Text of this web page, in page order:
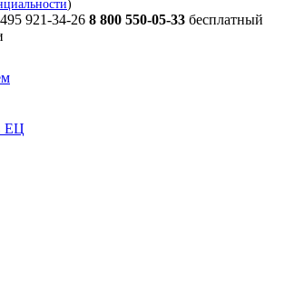
)
921-34-26 8 800 550-05-33 бесплатный
ЕЦ